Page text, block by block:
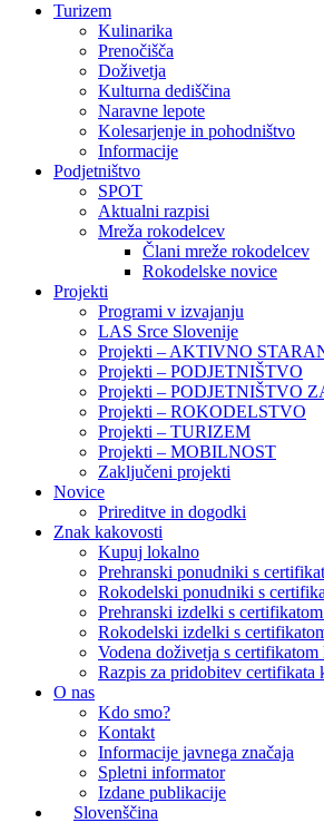
Turizem
Kulinarika
Prenočišča
Doživetja
Kulturna dediščina
Naravne lepote
Kolesarjenje in pohodništvo
Informacije
Podjetništvo
SPOT
Aktualni razpisi
Mreža rokodelcev
Člani mreže rokodelcev
Rokodelske novice
Projekti
Programi v izvajanju
LAS Srce Slovenije
Projekti – AKTIVNO
Projekti – PODJETNIŠTVO
Projekti – PODJETNIŠTVO
Projekti – ROKODELSTVO
Projekti – TURIZEM
Projekti – MOBILNOST
Zaključeni projekti
Novice
Prireditve in dogodki
Znak kakovosti
Kupuj lokalno
Prehranski ponudniki s
Rokodelski ponudniki s
Prehranski izdelki s
Rokodelski izdelki s
Vodena doživetja s certifikatom
Razpis za pridobitev certifikata
O nas
Kdo smo?
Kontakt
Informacije javnega značaja
Spletni informator
Izdane publikacije
Slovenščina